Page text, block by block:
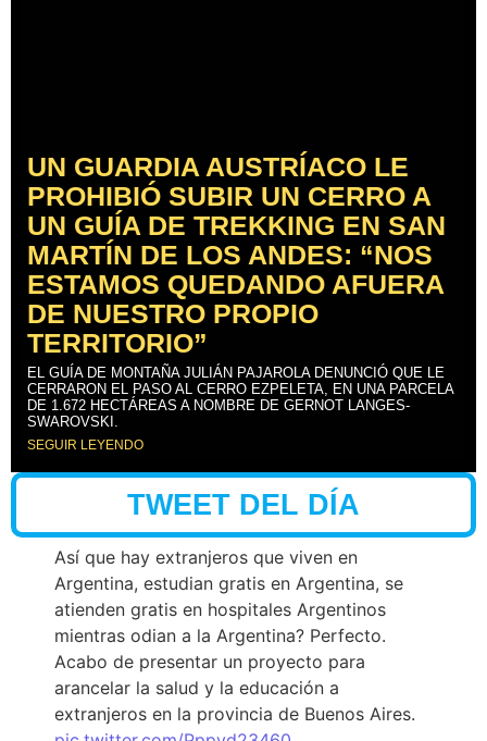
UN GUARDIA AUSTRÍACO LE
PROHIBIÓ SUBIR UN CERRO A
UN GUÍA DE TREKKING EN SAN
MARTÍN DE LOS ANDES: “NOS
ESTAMOS QUEDANDO AFUERA
DE NUESTRO PROPIO
TERRITORIO”
EL GUÍA DE MONTAÑA JULIÁN PAJAROLA DENUNCIÓ QUE LE
CERRARON EL PASO AL CERRO EZPELETA, EN UNA PARCELA
DE 1.672 HECTÁREAS A NOMBRE DE GERNOT LANGES-
SWAROVSKI.
SEGUIR LEYENDO
TWEET DEL DÍA
Así que hay extranjeros que viven en
Argentina, estudian gratis en Argentina, se
atienden gratis en hospitales Argentinos
mientras odian a la Argentina? Perfecto.
Acabo de presentar un proyecto para
arancelar la salud y la educación a
extranjeros en la provincia de Buenos Aires.